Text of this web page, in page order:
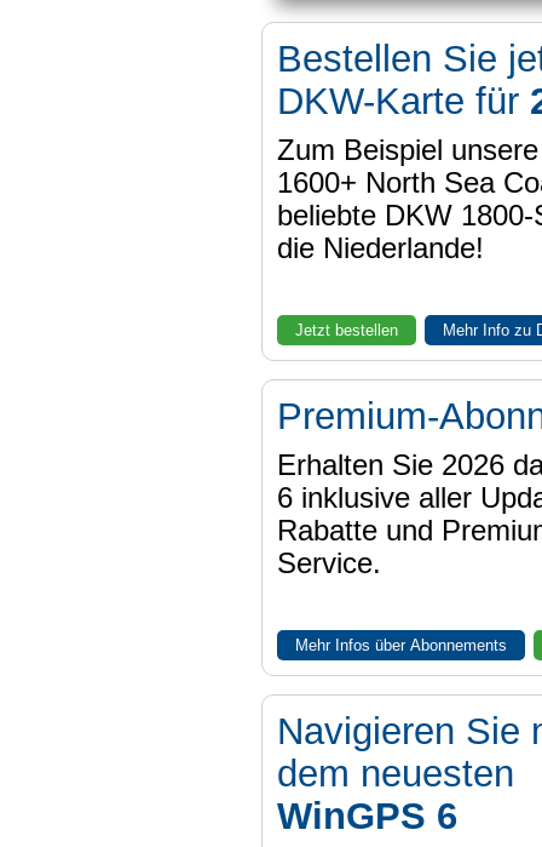
Bestellen Sie
DKW-Karte für
Zum Beispiel
1600+ North Sea
beliebte DKW
die Niederlande!
Jetzt bestellen Mehr Info zu
Premium-
Erhalten Sie 2026
6 inklusive aller
Rabatte und
Service.
Mehr Infos über Abonnements
Navigieren Sie
dem neuesten
WinGPS 6